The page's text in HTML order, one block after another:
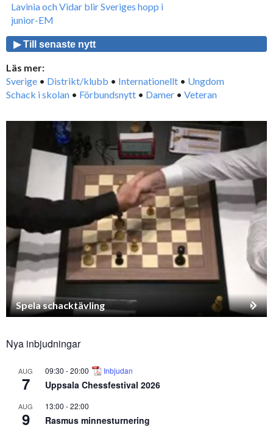
Lavinia och Vidar blir Sveriges hopp i
junior-EM
▶ Till senaste nytt
Läs mer:
Sverige • Distrikt/klubb • Internationellt • Ungdom
Schack i skolan • Förbundsnytt • Damer • Veteran
Spela schacktävling
Nya inbjudningar
AUG
7
09:30 -20:00 Inbjudan
Uppsala Chessfestival 2026
AUG
9
13:00 -22:00
Rasmus minnesturnering